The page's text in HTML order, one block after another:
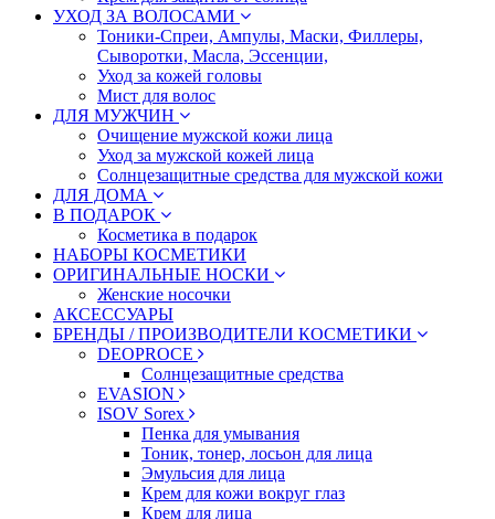
УХОД ЗА ВОЛОСАМИ
Тоники-Спреи, Ампулы, Маски, Филлеры,
Сыворотки, Масла, Эссенции,
Уход за кожей головы
Мист для волос
ДЛЯ МУЖЧИН
Очищение мужской кожи лица
Уход за мужской кожей лица
Солнцезащитные средства для мужской кожи
ДЛЯ ДОМА
В ПОДАРОК
Косметика в подарок
НАБОРЫ КОСМЕТИКИ
ОРИГИНАЛЬНЫЕ НОСКИ
Женские носочки
АКСЕССУАРЫ
БРЕНДЫ / ПРОИЗВОДИТЕЛИ КОСМЕТИКИ
DEOPROCE
Солнцезащитные средства
EVASION
ISOV Sorex
Пенка для умывания
Тоник, тонер, лосьон для лица
Эмульсия для лица
Крем для кожи вокруг глаз
Крем для лица